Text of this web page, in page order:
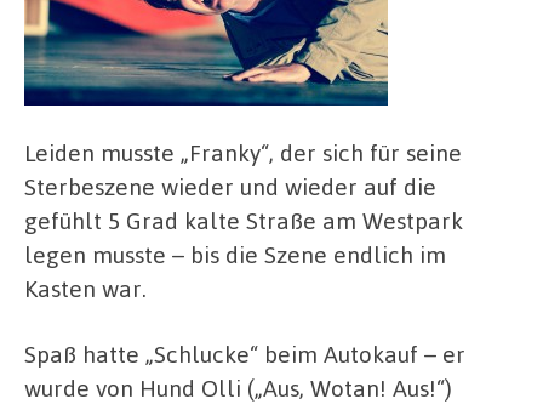
Leiden musste „Franky“, der sich für seine
Sterbeszene wieder und wieder auf die
gefühlt 5 Grad kalte Straße am Westpark
legen musste – bis die Szene endlich im
Kasten war.
Spaß hatte „Schlucke“ beim Autokauf – er
wurde von Hund Olli („Aus, Wotan! Aus!“)